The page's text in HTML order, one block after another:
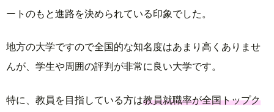
ートのもと進路を決められている印象でした。
地方の大学ですので全国的な知名度はあまり高くありませ
んが、学生や周囲の評判が非常に良い大学です。
特に、教員を目指している方は教員就職率が全国トップク